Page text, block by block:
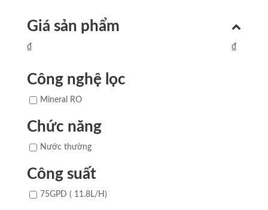
Giá sản phẩm
₫ ₫
Công nghệ lọc
Mineral RO
Chức năng
Nước thường
Công suất
75GPD ( 11.8L/H)